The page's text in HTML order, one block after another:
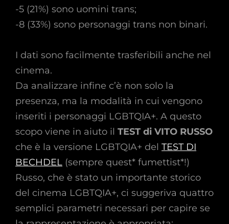
-5 (21%) sono uomini trans;
-8 (33%) sono personaggi trans non binari.
I dati sono facilmente trasferibili anche nel
cinema.
Da analizzare infine c’è non solo la
presenza, ma la modalità in cui vengono
inseriti i personaggi LGBTQIA+. A questo
scopo viene in aiuto il TEST di VITO RUSSO
che è la versione LGBTQIA+ del TEST DI
BECHDEL (sempre quest* fumettist*!)
Russo, che è stato un importante storico
del cinema LGBTQIA+, ci suggeriva quattro
semplici parametri necessari per capire se